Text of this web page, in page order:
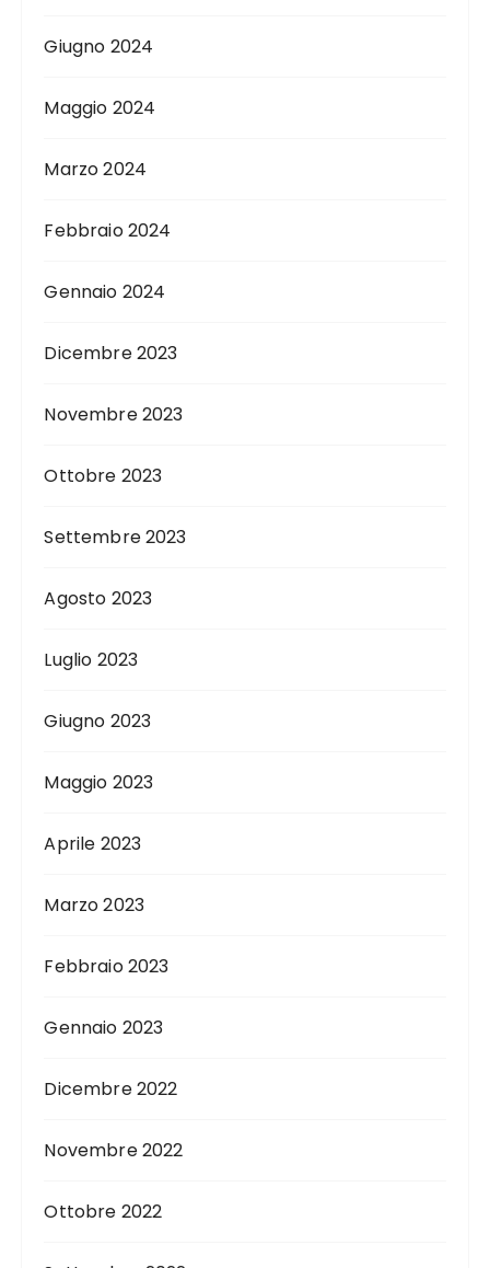
Giugno 2024
Maggio 2024
Marzo 2024
Febbraio 2024
Gennaio 2024
Dicembre 2023
Novembre 2023
Ottobre 2023
Settembre 2023
Agosto 2023
Luglio 2023
Giugno 2023
Maggio 2023
Aprile 2023
Marzo 2023
Febbraio 2023
Gennaio 2023
Dicembre 2022
Novembre 2022
Ottobre 2022